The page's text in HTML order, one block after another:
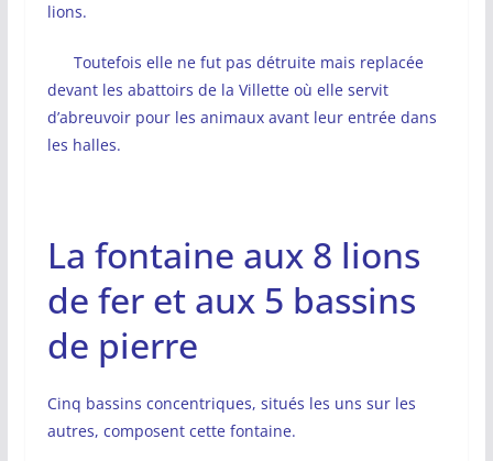
lions.
Toutefois elle ne fut pas détruite mais replacée
devant les abattoirs de la Villette où elle servit
d’abreuvoir pour les animaux avant leur entrée dans
les halles.
La fontaine aux 8 lions
de fer et aux 5 bassins
de pierre
Cinq bassins concentriques, situés les uns sur les
autres, composent cette fontaine.